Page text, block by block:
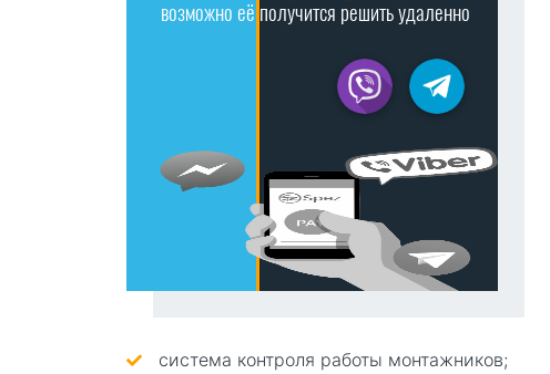
возможно её получится решить удаленно
система контроля работы монтажников;